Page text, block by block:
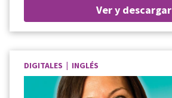
Ver y descargar
DIGITALES | INGLÉS